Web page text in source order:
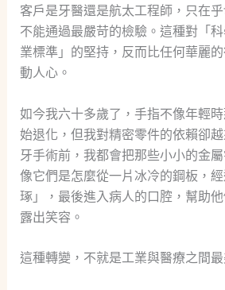
客戶是牙醫還是航太工程師，只在
不能通過最嚴苛的檢驗。這種對「
業標準」的堅持，反而比任何華麗
動人心。
如今我六十多歲了，手指不像年輕
始退化，但我對精密零件的依賴卻
牙手術前，我都會把那些小小的金
像它們是怎麼從一片冰冷的鋼板，
琢」，最後進入病人的口腔，幫助他
露出笑容。
這種轉變，不就是工業與醫療之間